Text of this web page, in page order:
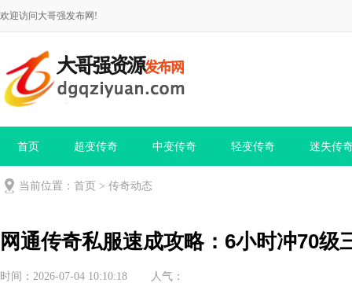
欢迎访问大哥强发布网!
首页 超变传奇 中变传奇 轻变传奇 迷失传
当前位置： 首页 > 传奇动态
网通传奇私服速成攻略：6小时冲70级
时间：2026-07-04 10:10:18 人气：